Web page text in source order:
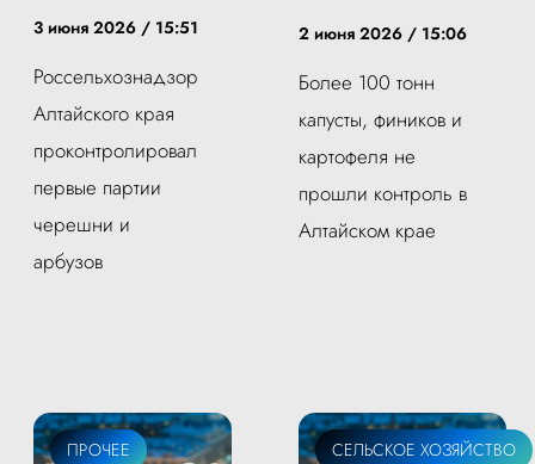
3 июня 2026 / 15:51
Россельхознадзор
Алтайского края
проконтролировал
первые партии
черешни и
арбузов
2 июня 2026 / 15:06
Более 100 тонн
капусты, фиников и
картофеля не
прошли контроль в
Алтайском крае
ПРОЧЕЕ СЕЛЬСКОЕ ХОЗЯЙСТВО